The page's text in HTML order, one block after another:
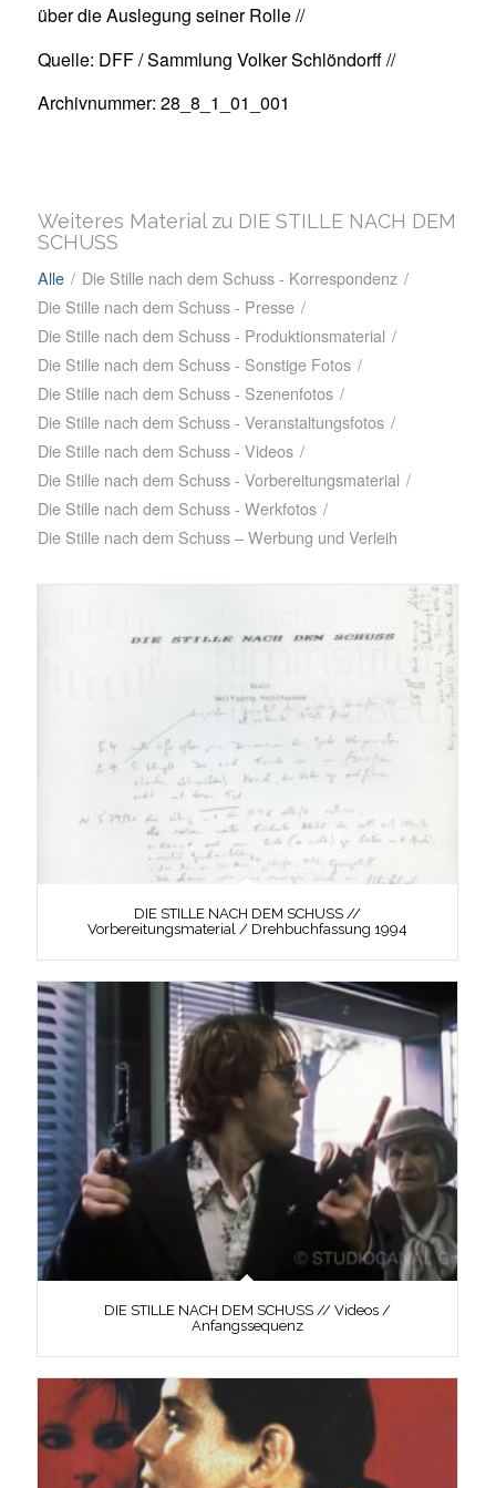
über die Auslegung seiner Rolle //
Quelle: DFF / Sammlung Volker Schlöndorff //
Archivnummer: 28_8_1_01_001
Weiteres Material zu DIE STILLE NACH DEM
SCHUSS
Alle / Die Stille nach dem Schuss - Korrespondenz /
Die Stille nach dem Schuss - Presse /
Die Stille nach dem Schuss - Produktionsmaterial /
Die Stille nach dem Schuss - Sonstige Fotos /
Die Stille nach dem Schuss - Szenenfotos /
Die Stille nach dem Schuss - Veranstaltungsfotos /
Die Stille nach dem Schuss - Videos /
Die Stille nach dem Schuss - Vorbereitungsmaterial /
Die Stille nach dem Schuss - Werkfotos /
Die Stille nach dem Schuss – Werbung und Verleih
DIE STILLE NACH DEM SCHUSS //
Vorbereitungsmaterial / Drehbuchfassung 1994
DIE STILLE NACH DEM SCHUSS // Videos /
Anfangssequenz